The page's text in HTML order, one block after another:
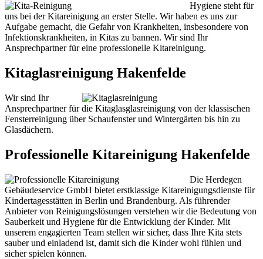
Hygiene steht für
uns bei der Kitareinigung an erster Stelle. Wir haben es uns zur
Aufgabe gemacht, die Gefahr von Krankheiten, insbesondere von
Infektionskrankheiten, in Kitas zu bannen. Wir sind Ihr
Ansprechpartner für eine professionelle Kitareinigung.
Kitaglasreinigung Hakenfelde
Wir sind Ihr
Ansprechpartner für die Kitaglasglasreinigung von der klassischen
Fensterreinigung über Schaufenster und Wintergärten bis hin zu
Glasdächern.
Professionelle Kitareinigung Hakenfelde
Die Herdegen
Gebäudeservice GmbH bietet erstklassige Kitareinigungsdienste für
Kindertagesstätten in Berlin und Brandenburg. Als führender
Anbieter von Reinigungslösungen verstehen wir die Bedeutung von
Sauberkeit und Hygiene für die Entwicklung der Kinder. Mit
unserem engagierten Team stellen wir sicher, dass Ihre Kita stets
sauber und einladend ist, damit sich die Kinder wohl fühlen und
sicher spielen können.